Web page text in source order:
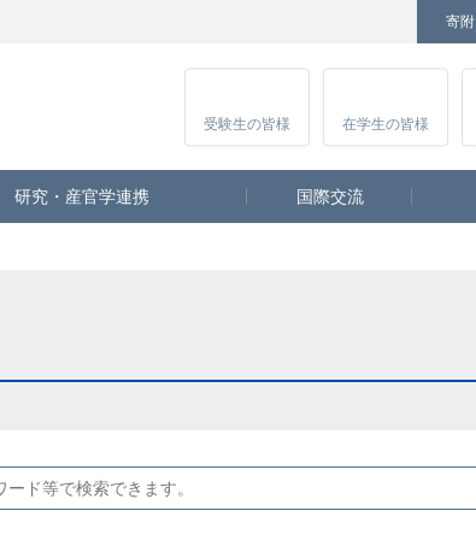
寄附
Instagram
受験生の皆様 在学生の皆様
研究・産官学連携 国際交流